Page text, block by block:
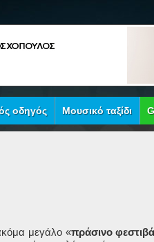
οδηγός Μουσικό ταξίδι
μεγάλο «πράσινο